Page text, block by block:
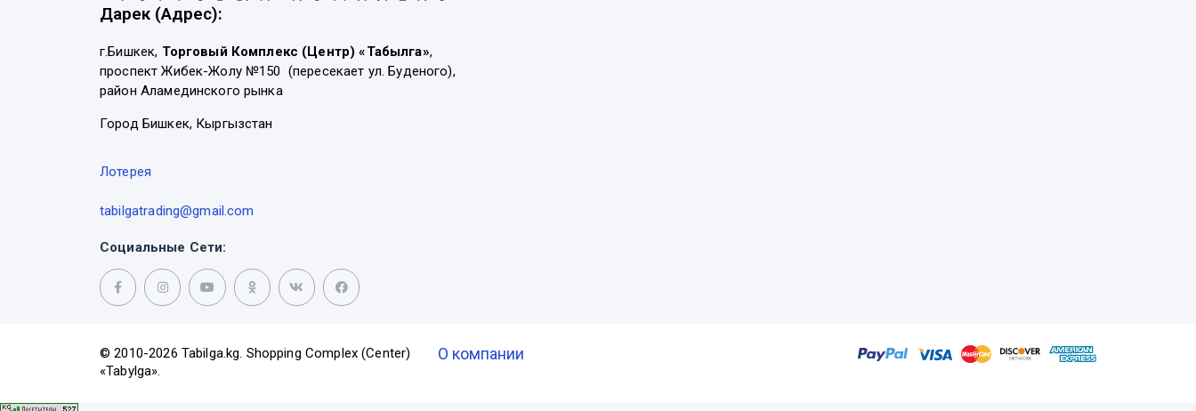
Дарек (Адрес):
г.Бишкек, Торговый Комплекс (Центр) «Табылга»,
проспект Жибек-Жолу №150 (пересекает ул. Буденого),
район Аламединского рынка
Город Бишкек, Кыргызстан
Лотерея
tabilgatrading@gmail.com
Социальные Сети:
© 2010-2026 Tabilga.kg. Shopping Complex (Center)
«Tabylga».
О компании